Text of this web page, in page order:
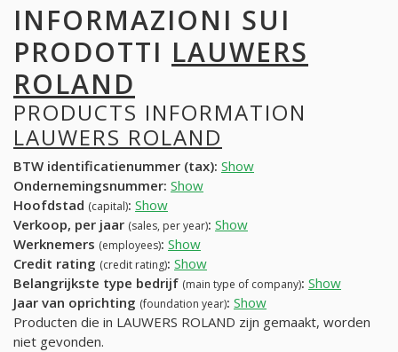
INFORMAZIONI SUI
PRODOTTI LAUWERS
ROLAND
PRODUCTS INFORMATION
LAUWERS ROLAND
BTW identificatienummer (tax): Show
Ondernemingsnummer: Show
Hoofdstad (capital): Show
Verkoop, per jaar (sales, per year): Show
Werknemers (employees): Show
Credit rating (credit rating): Show
Belangrijkste type bedrijf (main type of company): Show
Jaar van oprichting (foundation year): Show
Producten die in LAUWERS ROLAND zijn gemaakt, worden
niet gevonden.